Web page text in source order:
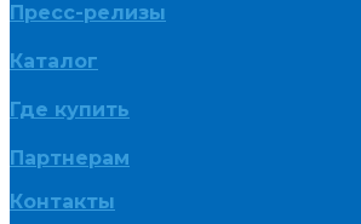
Пресс-релизы
Каталог
Где купить
Партнерам
Контакты